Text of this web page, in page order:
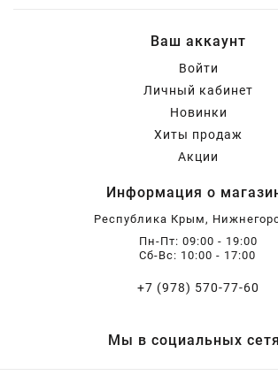
Ваш аккаунт
Войти
Личный кабинет
Новинки
Хиты продаж
Акции
Информация о
Республика Крым,
Пн-Пт: 09:00 - 19:00
Сб-Вс: 10:00 - 17:00
+7 (978) 570-77-60
Мы в социальных